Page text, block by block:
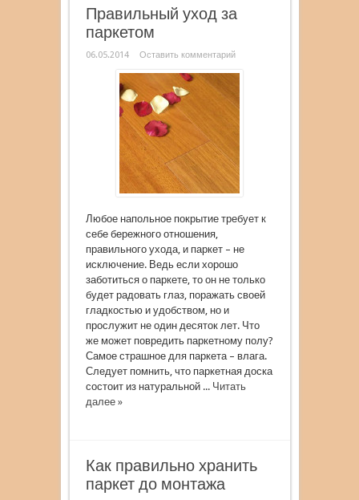
Правильный уход за
паркетом
06.05.2014 Оставить комментарий
Любое напольное покрытие требует к
себе бережного отношения,
правильного ухода, и паркет – не
исключение. Ведь если хорошо
заботиться о паркете, то он не только
будет радовать глаз, поражать своей
гладкостью и удобством, но и
прослужит не один десяток лет. Что
же может повредить паркетному полу?
Самое страшное для паркета – влага.
Следует помнить, что паркетная доска
состоит из натуральной ... Читать
далее »
Как правильно хранить
паркет до монтажа